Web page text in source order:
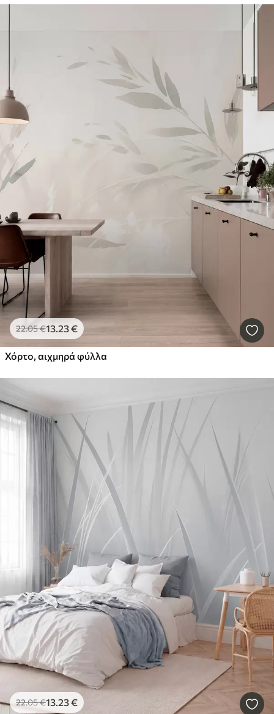
22.05€13 .23€
Χόρτο, αιχμηρά φύλλα
22.05€13 .23€